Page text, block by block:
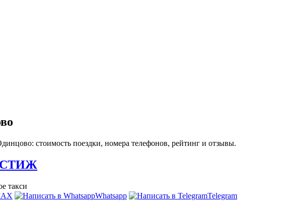
стоимость поездки, номера телефонов, рейтинг и отзывы.
такси
Whatsapp
Telegram